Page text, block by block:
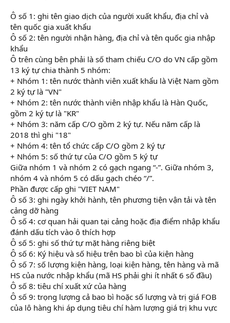
Ô số 1: ghi tên giao dịch của người xuất khẩu, địa chỉ và
tên quốc gia xuất khẩu
Ô số 2: tên người nhận hàng, địa chỉ và tên quốc gia nhập
khẩu
Ô trên cùng bên phải là số tham chiếu C/O do VN cấp gồm
13 ký tự chia thành 5 nhóm:
+ Nhóm 1: tên nước thành viên xuất khẩu là Việt Nam gồm
2 ký tự là "VN"
+ Nhóm 2: tên nước thành viên nhập khẩu là Hàn Quốc,
gồm 2 ký tự là "KR"
+ Nhóm 3: năm cấp C/O gồm 2 ký tự. Nếu năm cấp là
2018 thì ghi "18"
+ Nhóm 4: tên tổ chức cấp C/O gồm 2 ký tự
+ Nhóm 5: số thứ tự của C/O gồm 5 ký tự
Giữa nhóm 1 và nhóm 2 có gạch ngang “-”. Giữa nhóm 3,
nhóm 4 và nhóm 5 có dấu gạch chéo “/”.
Phần được cấp ghi "VIET NAM"
Ô số 3: ghi ngày khởi hành, tên phương tiện vận tải và tên
cảng dỡ hàng
Ô số 4: cơ quan hải quan tại cảng hoặc địa điểm nhập khẩu
đánh dấu tích vào ô thích hợp
Ô số 5: ghi số thứ tự mặt hàng riêng biệt
Ô số 6: Ký hiệu và số hiệu trên bao bì của kiện hàng
Ô số 7: số lượng kiện hàng, loại kiện hàng, tên hàng và mã
HS của nước nhập khẩu (mã HS phải ghi ít nhất 6 số đầu)
Ô số 8: tiêu chí xuất xứ của hàng
Ô số 9: trọng lượng cả bao bì hoặc số lượng và trị giá FOB
của lô hàng khi áp dụng tiêu chí hàm lượng giá trị khu vực